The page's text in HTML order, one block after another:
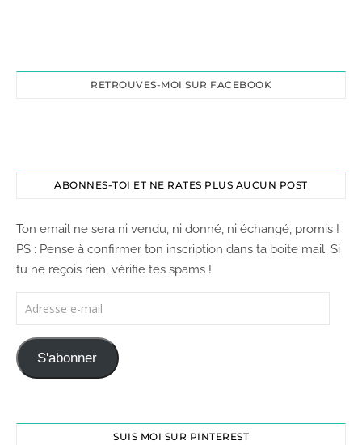
RETROUVES-MOI SUR FACEBOOK
ABONNES-TOI ET NE RATES PLUS AUCUN POST
Ton email ne sera ni vendu, ni donné, ni échangé, promis !
PS : Pense à confirmer ton inscription dans ta boite mail. Si
tu ne reçois rien, vérifie tes spams !
S'abonner
SUIS MOI SUR PINTEREST